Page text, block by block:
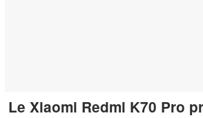
Le Xiaomi Redmi K70 Pro